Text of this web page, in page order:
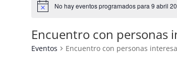
No hay eventos programados para 9 abril
Encuentro con personas
Eventos Encuentro con personas